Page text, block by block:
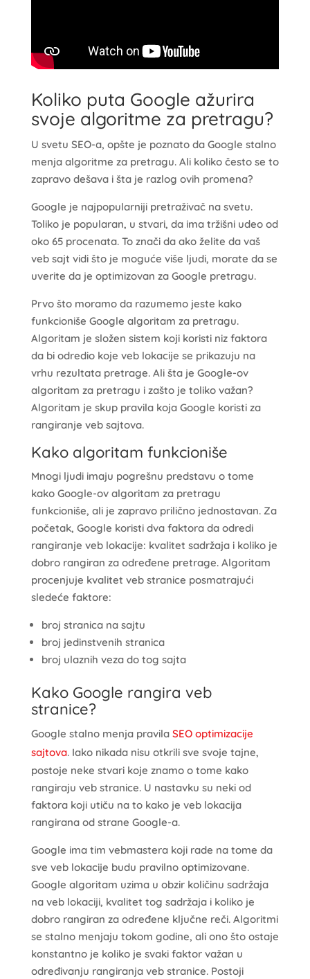
Koliko puta Google ažurira
svoje algoritme za pretragu?
U svetu SEO-a, opšte je poznato da Google stalno
menja algoritme za pretragu. Ali koliko često se to
zapravo dešava i šta je razlog ovih promena?
Google je najpopularniji pretraživač na svetu.
Toliko je popularan, u stvari, da ima tržišni udeo od
oko 65 procenata. To znači da ako želite da vaš
veb sajt vidi što je moguće više ljudi, morate da se
uverite da je optimizovan za Google pretragu.
Prvo što moramo da razumemo jeste kako
funkcioniše Google algoritam za pretragu.
Algoritam je složen sistem koji koristi niz faktora
da bi odredio koje veb lokacije se prikazuju na
vrhu rezultata pretrage. Ali šta je Google-ov
algoritam za pretragu i zašto je toliko važan?
Algoritam je skup pravila koja Google koristi za
rangiranje veb sajtova.
Kako algoritam funkcioniše
Mnogi ljudi imaju pogrešnu predstavu o tome
kako Google-ov algoritam za pretragu
funkcioniše, ali je zapravo prilično jednostavan. Za
početak, Google koristi dva faktora da odredi
rangiranje veb lokacije: kvalitet sadržaja i koliko je
dobro rangiran za određene pretrage. Algoritam
procenjuje kvalitet veb stranice posmatrajući
sledeće faktore:
broj stranica na sajtu
broj jedinstvenih stranica
broj ulaznih veza do tog sajta
Kako Google rangira veb
stranice?
Google stalno menja pravila SEO optimizacije
sajtova. Iako nikada nisu otkrili sve svoje tajne,
postoje neke stvari koje znamo o tome kako
rangiraju veb stranice. U nastavku su neki od
faktora koji utiču na to kako je veb lokacija
rangirana od strane Google-a.
Google ima tim vebmastera koji rade na tome da
sve veb lokacije budu pravilno optimizovane.
Google algoritam uzima u obzir količinu sadržaja
na veb lokaciji, kvalitet tog sadržaja i koliko je
dobro rangiran za određene ključne reči. Algoritmi
se stalno menjaju tokom godine, ali ono što ostaje
konstantno je koliko je svaki faktor važan u
određivanju rangiranja veb stranice. Postoji